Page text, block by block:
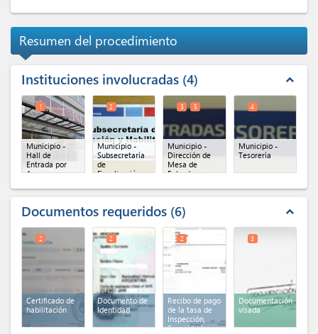
Resumen del procedimiento
Instituciones involucradas 4 expand_less
Municipio -
Hall de
Entrada por
Azara
1
Municipio -
Subsecretaría
de
Fiscalización y
2
Municipio -
Dirección de
Mesa de
Entradas
3 5
Municipio -
Tesorería
4
Documentos requeridos 6 expand_less
Certificado de
habilitación
2
Documento de
Identidad
2
Recibo de pago
de la tasa de
Inspección,
Seguridad e
2
Documentación
visada
3